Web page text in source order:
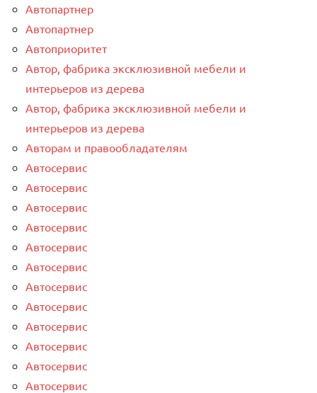
Автопартнер
Автопартнер
Автоприоритет
Автор, фабрика эксклюзивной мебели и
интерьеров из дерева
Автор, фабрика эксклюзивной мебели и
интерьеров из дерева
Авторам и правообладателям
Автосервис
Автосервис
Автосервис
Автосервис
Автосервис
Автосервис
Автосервис
Автосервис
Автосервис
Автосервис
Автосервис
Автосервис